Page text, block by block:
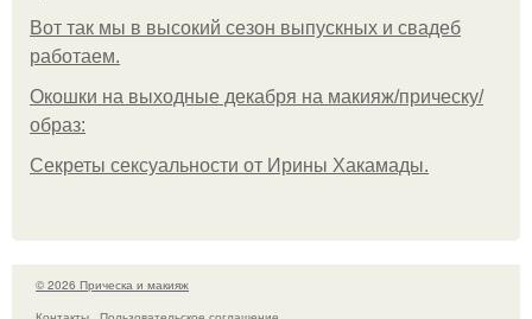
Вот так мы в высокий сезон выпускных и свадеб
работаем.
Окошки на выходные декабря на макияж/прическу/
образ:
Секреты сексуальности от Ирины Хакамады.
© 2026 Прическа и макияж